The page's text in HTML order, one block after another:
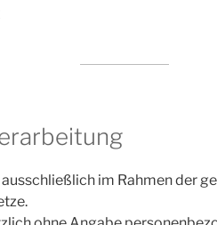
im Rahmen der